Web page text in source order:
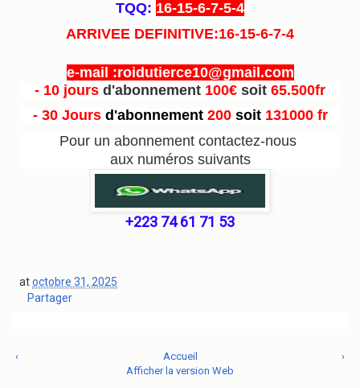
TQQ: 16-15-6-7-5-4
ARRIVEE DEFINITIVE:16-15-6-7-4
e-mail :roidutierce10@gmail.com
- 10 jours d'abonnement 100€ soit 65.500fr
- 30 Jours d'abonnement200 soit131000 fr
Pour un abonnement contactez-nous
aux numéros suivants
+223 74 61 71 53
atoctobre 31, 2025
Partager
‹ ›
Accueil
Afficher la version Web